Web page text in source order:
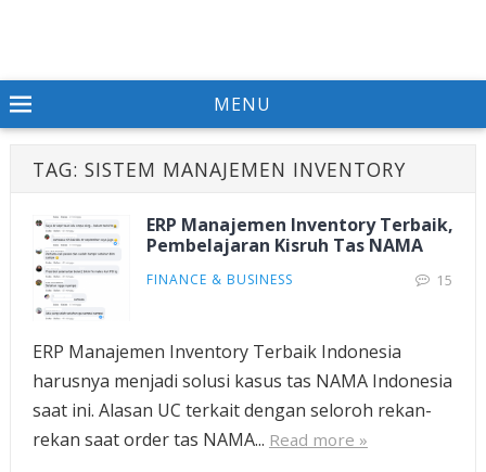
MENU
TAG: SISTEM MANAJEMEN INVENTORY
ERP Manajemen Inventory Terbaik,
Pembelajaran Kisruh Tas NAMA
FINANCE & BUSINESS 15
ERP Manajemen Inventory Terbaik Indonesia
harusnya menjadi solusi kasus tas NAMA Indonesia
saat ini. Alasan UC terkait dengan seloroh rekan-
rekan saat order tas NAMA... Read more »